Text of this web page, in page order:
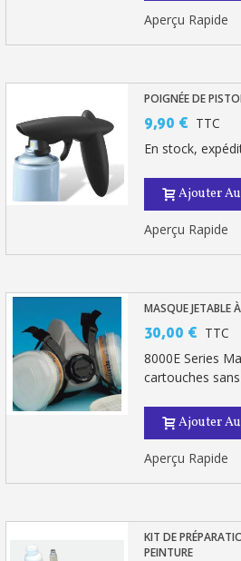
Aperçu Rapide
POIGNÉE DE
9,90 € TTC
En stock,
Ajouter
Aperçu Rapide
MASQUE JETABLE
30,00 € TTC
8000E Series
cartouches
Ajouter
Aperçu Rapide
KIT DE
PEINTURE